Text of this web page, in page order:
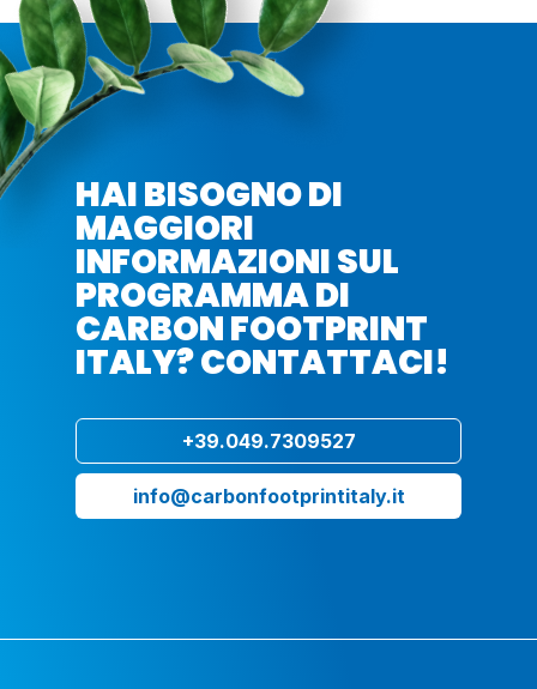
HAI BISOGNO DI
MAGGIORI
INFORMAZIONI SUL
PROGRAMMA DI
CARBON FOOTPRINT
ITALY? CONTATTACI!
+39.049.7309527
info@carbonfootprintitaly.it